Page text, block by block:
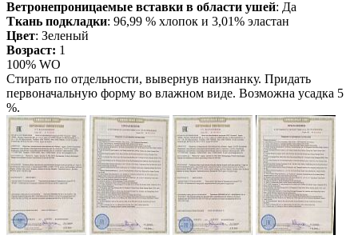
Ветронепроницаемые вставки в области ушей: Да
Ткань подкладки: 96,99 % хлопок и 3,01% эластан
Цвет: Зеленый
Возраст: 1
100% WO
Стирать по отдельности, вывернув наизнанку. Придать
первоначальную форму вo влажном виде. Возможна усадка 5
%.